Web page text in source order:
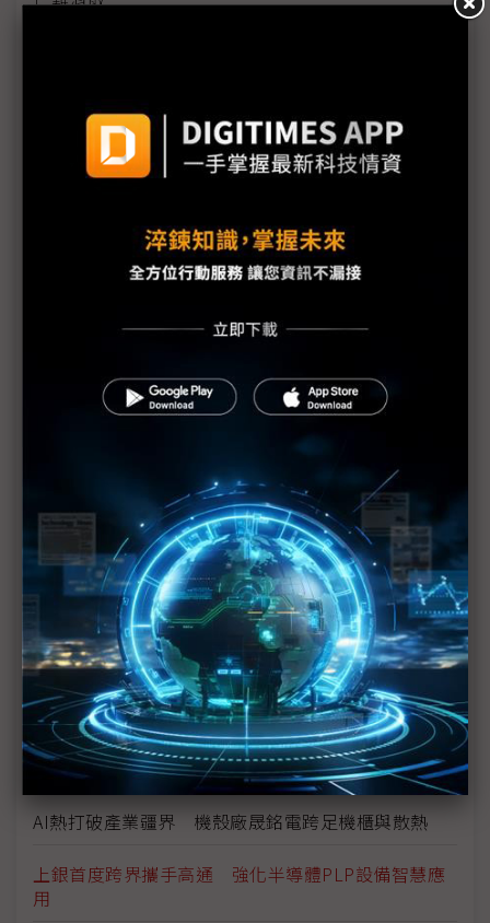
機器人競賽轉向平台戰 台廠搶攻具身智慧運算商機
雲端算力外溢地端 IPC卡位邊緣AI與實體AI應用
評析：從電子書翻頁跨入AI與智慧移動 COMPUTEX
揭示電子紙下個十年
上最長、體感綿延3週的COMPUTEX幕後採訪紀實
中小企AI普及率僅11.9% 政府盼母雞帶小雞加速落
Marvell押注矽光子 AI資料中心互連迎十年重構
數位分身卡位AI工廠 達梭、雲達攜NVIDIA搶攻工業
（獨家）晶片產能滿手、銅牆終將倒下？ Marvell
營運長談AI光學互連的下一步
（獨家）NVIDIA AI伺服器架構散熱趨彈性 兩片式均
熱片朝「可拆卸」方向設計
AI熱打破產業疆界 機殼廠晟銘電跨足機櫃與散熱
上銀首度跨界攜手高通 強化半導體PLP設備智慧應
用